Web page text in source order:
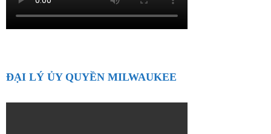
ĐẠI LÝ ỦY QUYỀN MILWAUKEE